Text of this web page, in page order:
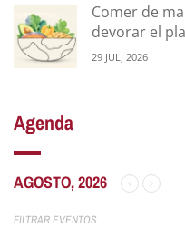
Comer de
devorar el
29 JUL, 2026
Agenda
AGOSTO, 2026
FILTRAR EVENTOS